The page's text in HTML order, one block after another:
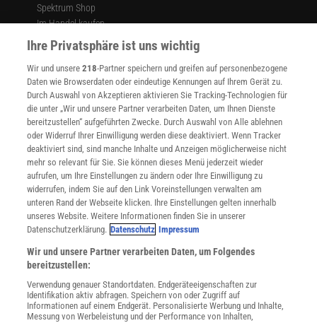
Spektrum Shop
Im Handel kaufen
Presse
Verträge kündigen
Widerruf
INFO
Mediadaten
Datenschutz
Nutzungsbedingungen
Cookie-Einstellungen
Utiq verwalten
Nutzungsbasierte Onlinewerbung
Alle Artikel
Impressum
Angebote für Schulen
Angebote für Institutionen
Sprachen lernen mit Gymglish
Lexika
Für Spektrum schreiben
Ihre Privatsphäre ist uns wichtig
Wir und unsere218-Partner speichern und greifen auf personenbezogene
Daten wie Browserdaten oder eindeutige Kennungen auf Ihrem Gerät zu.
Durch Auswahl von Akzeptieren aktivieren Sie Tracking-Technologien für
die unter „Wir und unsere Partner verarbeiten Daten, um Ihnen Dienste
bereitzustellen“ aufgeführten Zwecke. Durch Auswahl von Alle ablehnen
oder Widerruf Ihrer Einwilligung werden diese deaktiviert. Wenn Tracker
deaktiviert sind, sind manche Inhalte und Anzeigen möglicherweise nicht
mehr so relevant für Sie. Sie können dieses Menü jederzeit wieder
aufrufen, um Ihre Einstellungen zu ändern oder Ihre Einwilligung zu
widerrufen, indem Sie auf den Link Voreinstellungen verwalten am
unteren Rand der Webseite klicken. Ihre Einstellungen gelten innerhalb
unseres Website. Weitere Informationen finden Sie in unserer
Datenschutzerklärung. Datenschutz Impressum
Wir und unsere Partner verarbeiten Daten, um Folgendes
bereitzustellen:
Verwendung genauer Standortdaten. Endgeräteeigenschaften zur
Identifikation aktiv abfragen. Speichern von oder Zugriff auf
Informationen auf einem Endgerät. Personalisierte Werbung und Inhalte,
Messung von Werbeleistung und der Performance von Inhalten,